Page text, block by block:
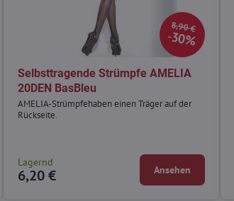
8,90 €
30%
Selbsttragende Strümpfe AMELIA
20DEN BasBleu
AMELIA-Strümpfehaben einen Träger auf der
Rückseite.
Lagernd
6,20 € Ansehen